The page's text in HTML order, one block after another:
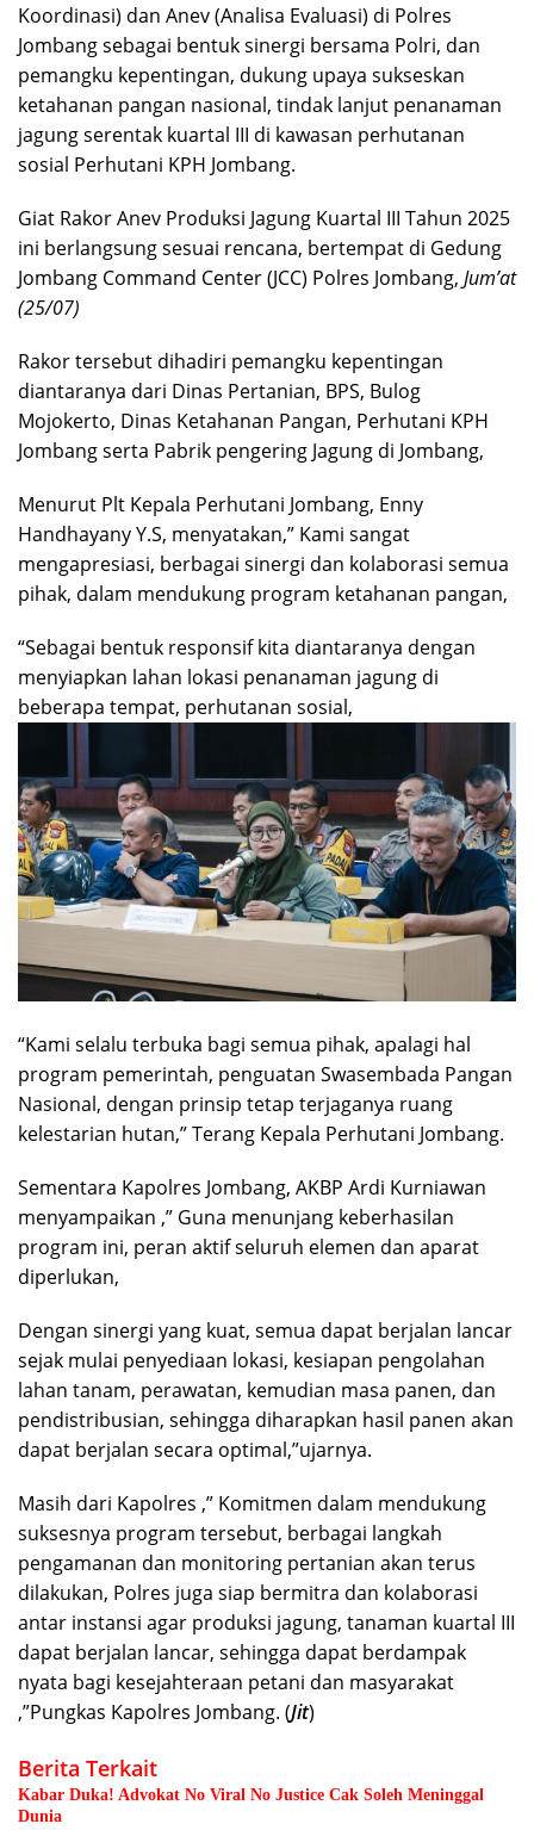
Koordinasi) dan Anev (Analisa Evaluasi) di Polres
Jombang sebagai bentuk sinergi bersama Polri, dan
pemangku kepentingan, dukung upaya sukseskan
ketahanan pangan nasional, tindak lanjut penanaman
jagung serentak kuartal III di kawasan perhutanan
sosial Perhutani KPH Jombang.
Giat Rakor Anev Produksi Jagung Kuartal III Tahun 2025
ini berlangsung sesuai rencana, bertempat di Gedung
Jombang Command Center (JCC) Polres Jombang, Jum’at
(25/07)
Rakor tersebut dihadiri pemangku kepentingan
diantaranya dari Dinas Pertanian, BPS, Bulog
Mojokerto, Dinas Ketahanan Pangan, Perhutani KPH
Jombang serta Pabrik pengering Jagung di Jombang,
Menurut Plt Kepala Perhutani Jombang, Enny
Handhayany Y.S, menyatakan,” Kami sangat
mengapresiasi, berbagai sinergi dan kolaborasi semua
pihak, dalam mendukung program ketahanan pangan,
“Sebagai bentuk responsif kita diantaranya dengan
menyiapkan lahan lokasi penanaman jagung di
beberapa tempat, perhutanan sosial,
“Kami selalu terbuka bagi semua pihak, apalagi hal
program pemerintah, penguatan Swasembada Pangan
Nasional, dengan prinsip tetap terjaganya ruang
kelestarian hutan,” Terang Kepala Perhutani Jombang.
Sementara Kapolres Jombang, AKBP Ardi Kurniawan
menyampaikan ,” Guna menunjang keberhasilan
program ini, peran aktif seluruh elemen dan aparat
diperlukan,
Dengan sinergi yang kuat, semua dapat berjalan lancar
sejak mulai penyediaan lokasi, kesiapan pengolahan
lahan tanam, perawatan, kemudian masa panen, dan
pendistribusian, sehingga diharapkan hasil panen akan
dapat berjalan secara optimal,”ujarnya.
Masih dari Kapolres ,” Komitmen dalam mendukung
suksesnya program tersebut, berbagai langkah
pengamanan dan monitoring pertanian akan terus
dilakukan, Polres juga siap bermitra dan kolaborasi
antar instansi agar produksi jagung, tanaman kuartal III
dapat berjalan lancar, sehingga dapat berdampak
nyata bagi kesejahteraan petani dan masyarakat
,”Pungkas Kapolres Jombang. (Jit)
Berita Terkait
Kabar Duka! Advokat No Viral No Justice Cak Soleh Meninggal
Dunia